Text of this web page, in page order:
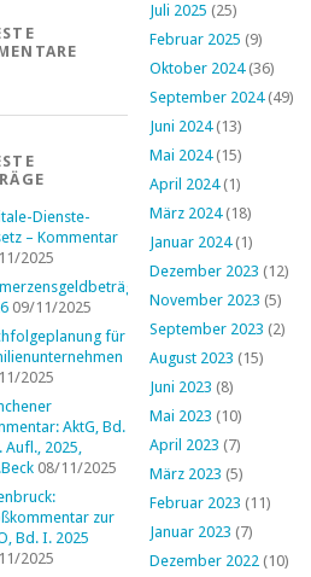
Dienste-
– Kommentar
2025
09/11/2025
für
2025
AktG, Bd.
Aufl., 2025,
08/11/2025
zur
Bd. I. 2025
2025
Juli 2025 (25)
Februar 2025 (9)
Oktober 2024(36)
September 2024(49)
Juni 2024(13)
Mai 2024(15)
April 2024(1)
März 2024(18)
Januar 2024(1)
Dezember 2023 (12)
November 2023 (5)
September 2023 (2)
August 2023 (15)
Juni 2023 (8)
Mai 2023 (10)
April 2023 (7)
März 2023 (5)
Februar 2023 (11)
Januar 2023 (7)
Dezember 2022 (10)